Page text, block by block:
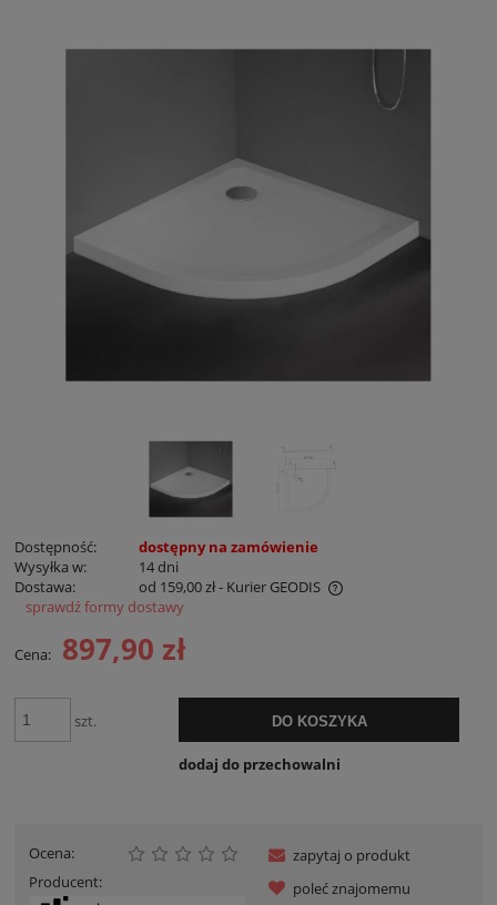
Dostępność:
dostępny na zamówienie
Wysyłka w:
14 dni
Dostawa:
od 159,00 zł- Kurier GEODIS
Cena nie zawiera ewentualnych kosztów płatności
sprawdź formy dostawy
Cena: 897,90 zł
szt. DO KOSZYKA
dodaj do przechowalni
Ocena:
Producent:
zapytaj o produkt
poleć znajomemu